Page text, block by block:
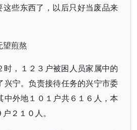
些东西了，以后只好当废品来
望煎熬
时，１２３户被困人员家属中的
兴宁。负责接待任务的兴宁市委
中外地１０１户共６１６人，本
２１０人。